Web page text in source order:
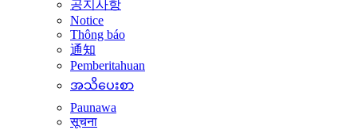
공지사항
Notice
Thông báo
通知
Pemberitahuan
အသိပေးစာ
Paunawa
सूचना